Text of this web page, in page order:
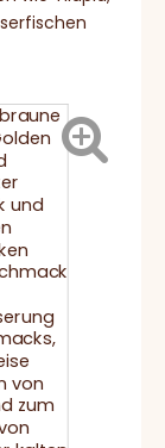
und
von
zum